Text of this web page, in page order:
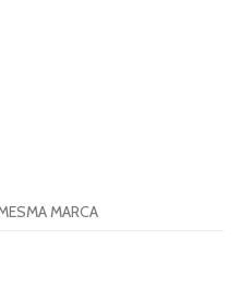
MARCA